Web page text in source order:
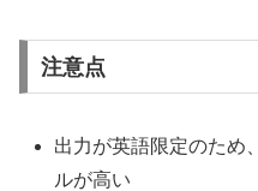
注意点
出力が英語限定のため
ルが高い